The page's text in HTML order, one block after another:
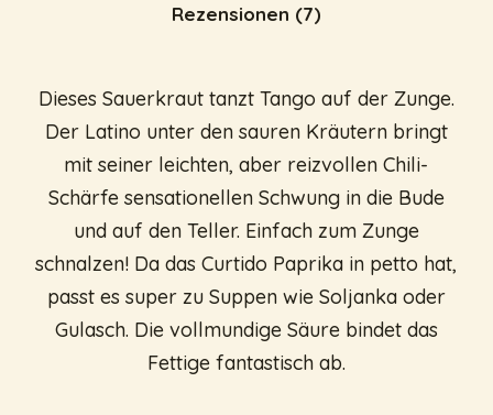
Rezensionen (7)
Dieses Sauerkraut tanzt Tango auf der Zunge.
Der Latino unter den sauren Kräutern bringt
mit seiner leichten, aber reizvollen Chili-
Schärfe sensationellen Schwung in die Bude
und auf den Teller. Einfach zum Zunge
schnalzen! Da das Curtido Paprika in petto hat,
passt es super zu Suppen wie Soljanka oder
Gulasch. Die vollmundige Säure bindet das
Fettige fantastisch ab.